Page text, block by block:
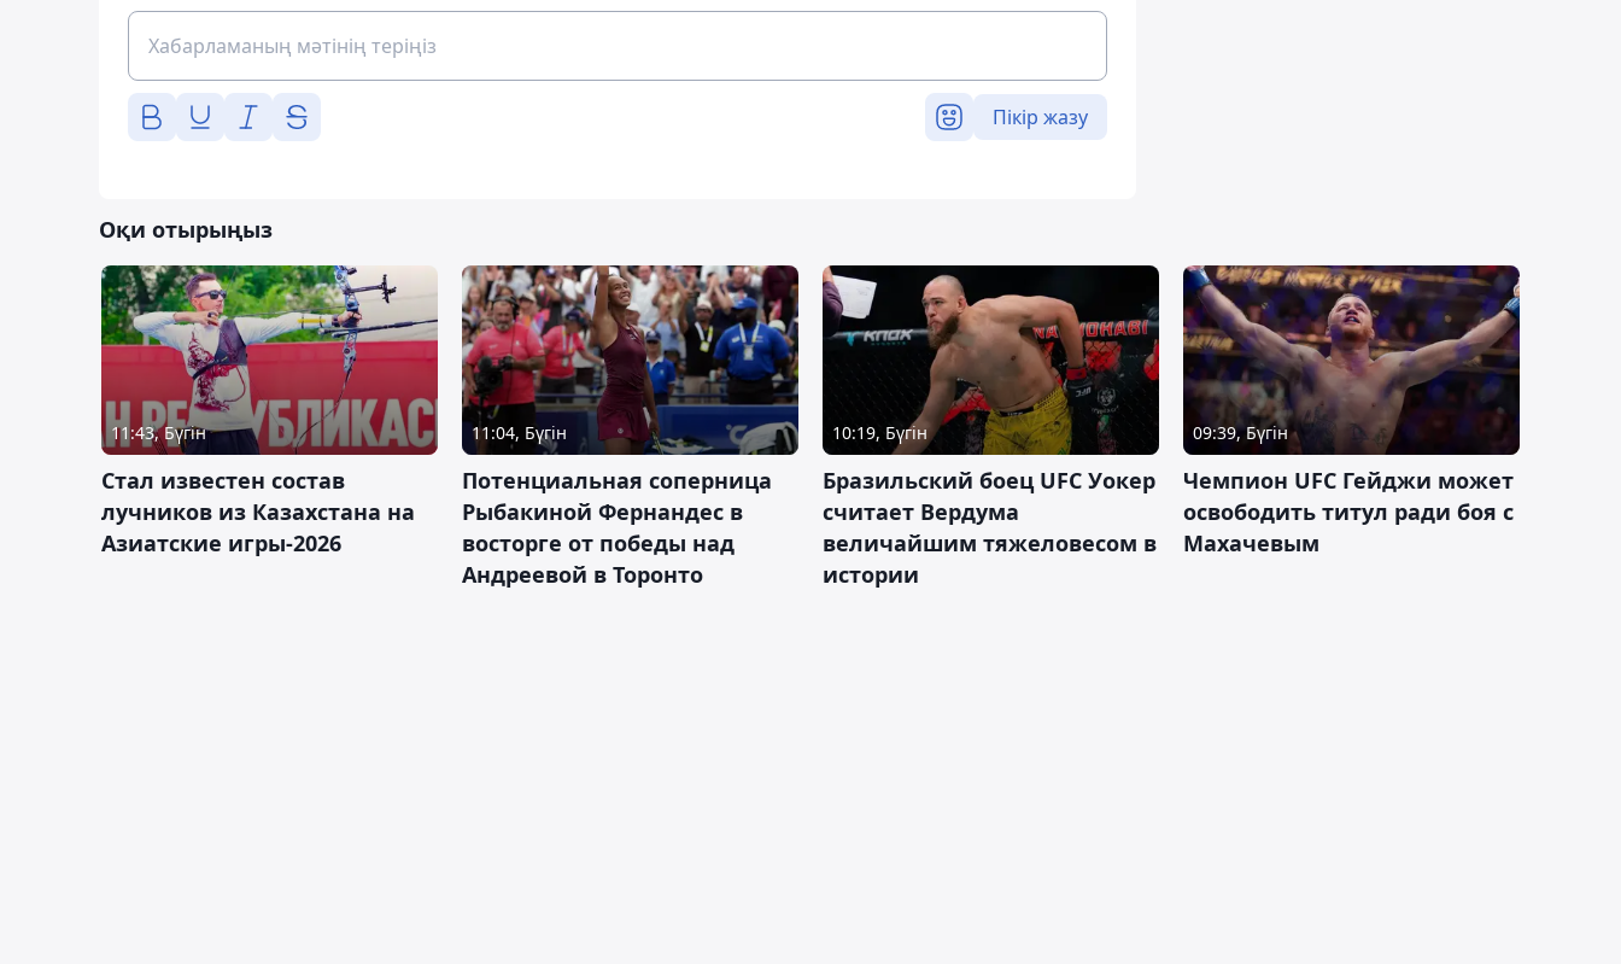
Пікір жазу
Оқи отырыңыз
11:43, Бүгін
Стал известен состав
лучников из Казахстана на
Азиатские игры-2026
11:04, Бүгін
Потенциальная соперница
Рыбакиной Фернандес в
восторге от победы над
Андреевой в Торонто
10:19, Бүгін
Бразильский боец UFC Уокер
считает Вердума
величайшим тяжеловесом в
истории
09:39, Бүгін
Чемпион UFC Гейджи может
освободить титул ради боя с
Махачевым